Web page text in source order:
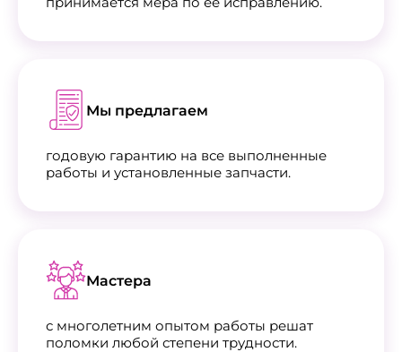
Мы предлагаем
годовую гарантию на все выполненные
работы и установленные запчасти.
Мастера
с многолетним опытом работы решат
поломки любой степени трудности.